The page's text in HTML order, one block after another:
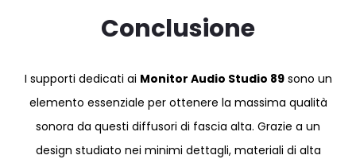
Conclusione
I supporti dedicati ai Monitor Audio Studio 89sono un
elemento essenziale per ottenere la massima qualità
sonora da questi diffusori di fascia alta. Grazie a un
design studiato nei minimi dettagli, materiali di alta